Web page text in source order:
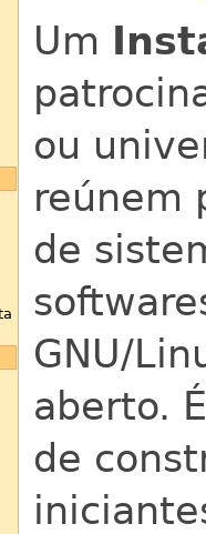
Um
ou
reúnem
de
GNU/
aberto.
de